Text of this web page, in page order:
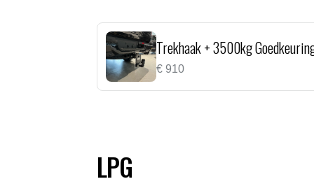
Trekhaak + 3500kg
€910
LPG